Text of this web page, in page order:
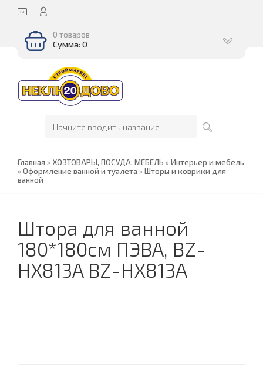
0 товаров
Сумма: 0
Главная » ХОЗТОВАРЫ, ПОСУДА, МЕБЕЛЬ »Интерьер и мебель
»Оформление ванной и туалета »Шторы и коврики для
ванной
Штора для ванной
180*180см ПЭВА, BZ-
HX813A BZ-HX813A